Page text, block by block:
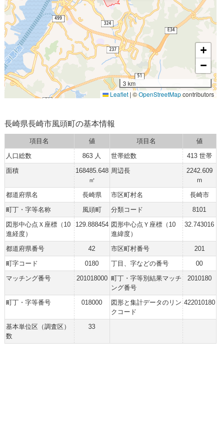
+
−
3 km
Leaflet | ©OpenStreetMapcontributors
長崎県長崎市風頭町の基本情報
項目名 値 項目名
値
人口総数
863 人 世帯総数
413 世帯
面積
168485.648
㎡
周辺長
2242.609
ｍ
都道府県名
長崎県 市区町村名
長崎市
町丁・字等名称
風頭町 分類コード
8101
図形中心点Ｘ座標（10
進経度）
129.888454 図形中心点Ｙ座標（10
進緯度）
32.743016
都道府県番号 42 市区町村番号
201
町字コード
0180 丁目、字などの番号
00
マッチング番号
201018000 町丁・字等別結果マッチ
ング番号
2010180
町丁・字等番号 018000
図形と集計データのリン
クコード
422010180
基本単位区（調査区）
数
33